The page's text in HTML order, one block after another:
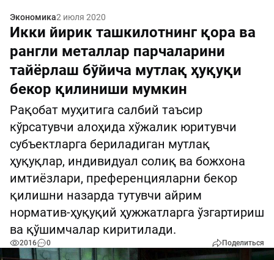
Экономика2 июля 2020
Икки йирик ташкилотнинг қора ва
рангли металлар парчаларини
тайёрлаш бўйича мутлақ ҳуқуқи
бекор қилиниши мумкин
Рақобат муҳитига салбий таъсир
кўрсатувчи алоҳида хўжалик юритувчи
субъектларга бериладиган мутлақ
ҳуқуқлар, индивидуал солиқ ва божхона
имтиёзлари, преференцияларни бекор
қилишни назарда тутувчи айрим
норматив-ҳуқуқий ҳужжатларга ўзгартириш
ва қўшимчалар киритилади.
2016 0 Поделиться